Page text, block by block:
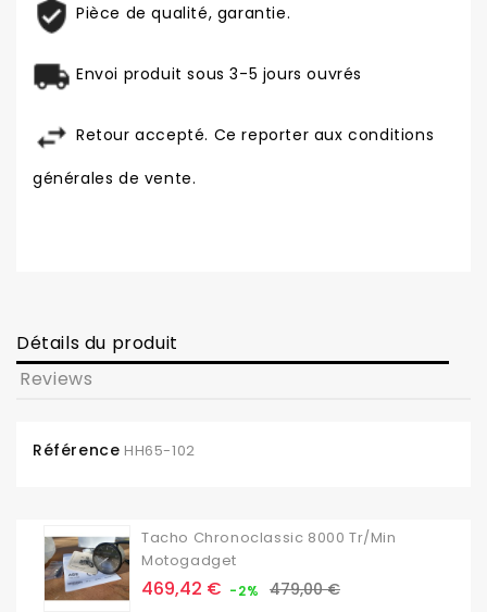
Pièce de qualité, garantie.
Envoi produit sous 3-5 jours ouvrés
Retour accepté. Ce reporter aux conditions
générales de vente.
Détails du produit
Reviews
Référence HH65-102
Tacho Chronoclassic 8000 Tr/min
Motogadget
Prix
469,42 € -2% Prix
479,00 €